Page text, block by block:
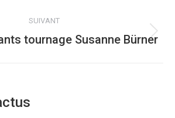
SUIVANT
Article
tournage Susanne Bürner